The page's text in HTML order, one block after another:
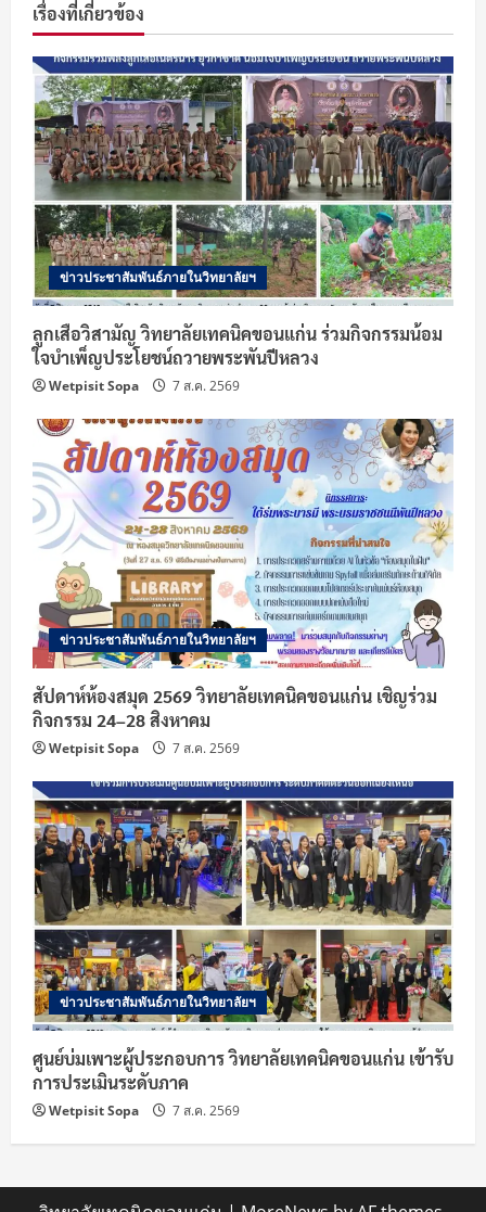
เรื่องที่เกี่ยวข้อง
ข่าวประชาสัมพันธ์ภายในวิทยาลัยฯ
ลูกเสือวิสามัญ วิทยาลัยเทคนิคขอนแก่น ร่วมกิจกรรมน้อม
ใจบำเพ็ญประโยชน์ถวายพระพันปีหลวง
Wetpisit Sopa 7 ส.ค. 2569
ข่าวประชาสัมพันธ์ภายในวิทยาลัยฯ
สัปดาห์ห้องสมุด 2569 วิทยาลัยเทคนิคขอนแก่น เชิญร่วม
กิจกรรม 24–28 สิงหาคม
Wetpisit Sopa 7 ส.ค. 2569
ข่าวประชาสัมพันธ์ภายในวิทยาลัยฯ
ศูนย์บ่มเพาะผู้ประกอบการ วิทยาลัยเทคนิคขอนแก่น เข้ารับ
การประเมินระดับภาค
Wetpisit Sopa 7 ส.ค. 2569